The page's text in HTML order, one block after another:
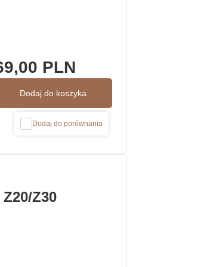
PLN
Dodaj do koszyka
Dodaj do porównania
Z30